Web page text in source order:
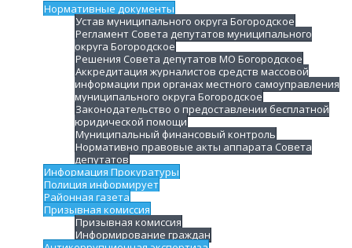
Нормативные документы
Устав муниципального округа Богородское
Регламент Совета депутатов муниципального
округа Богородское
Решения Совета депутатов МО Богородское
Аккредитация журналистов средств массовой
информации при органах местного самоуправления
муниципального округа Богородское
Законодательство о предоставлении бесплатной
юридической помощи
Муниципальный финансовый контроль
Нормативно правовые акты аппарата Совета
депутатов
Информация Прокуратуры
Полиция информирует
Районная газета
Призывная комиссия
Призывная комиссия
Информирование граждан